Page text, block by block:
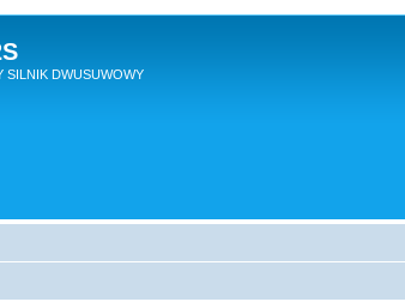
SILNIK DWUSUWOWY